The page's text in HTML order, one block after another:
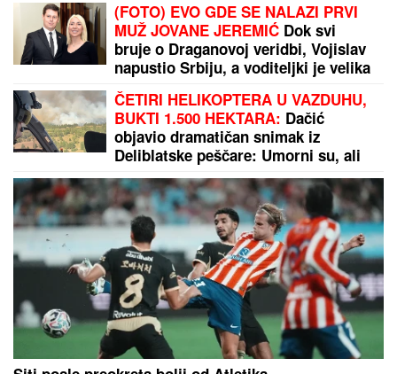
(FOTO) EVO GDE SE NALAZI PRVI
MUŽ JOVANE JEREMIĆ Dok svi
bruje o Draganovoj veridbi, Vojislav
napustio Srbiju, a voditeljki je velika
podrška: "Brak nam je bio savršen"
ČETIRI HELIKOPTERA U VAZDUHU,
BUKTI 1.500 HEKTARA: Dačić
objavio dramatičan snimak iz
Deliblatske peščare: Umorni su, ali
ne staju